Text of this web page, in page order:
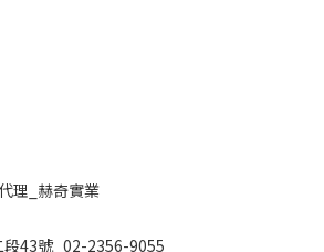
理_赫奇實業
段43號 02-2356-9055